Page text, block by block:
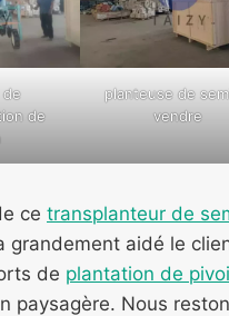
de
de
planteuse de
vendre
ce transplanteur de
grandement aidé le
de plantation de
paysagère. Nous